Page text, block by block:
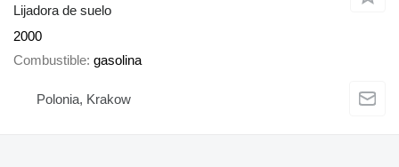
Lijadora de suelo
2000
Combustible gasolina
Polonia, Krakow